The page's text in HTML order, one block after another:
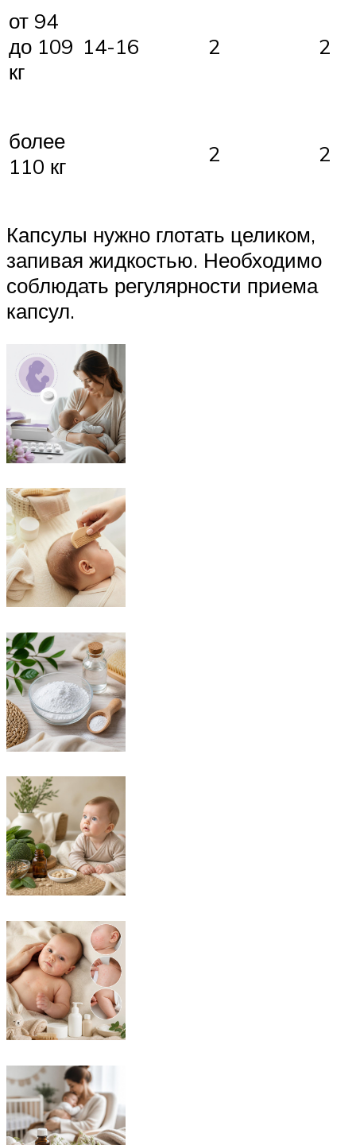
от 94
до 109
кг
14-16 2 2
более
110 кг
2 2
Капсулы нужно глотать целиком,
запивая жидкостью. Необходимо
соблюдать регулярности приема
капсул.